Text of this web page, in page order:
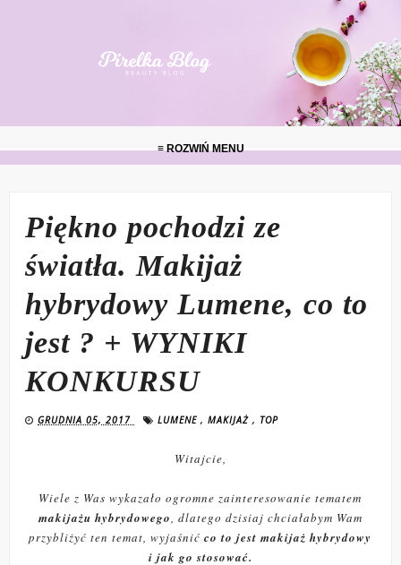
≡ ROZWIŃ MENU
Piękno pochodzi ze
światła. Makijaż
hybrydowy Lumene, co to
jest ? + WYNIKI
KONKURSU
GRUDNIA 05, 2017 LUMENE,MAKIJAŻ, TOP
Witajcie,
Wiele z Was wykazało ogromne zainteresowanie tematem
makijażu hybrydowego, dlatego dzisiaj chciałabym Wam
przybliżyć ten temat, wyjaśnićco to jest makijaż hybrydowy
i jak go stosować.